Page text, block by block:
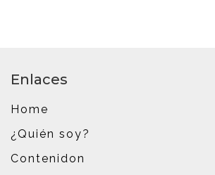
Enlaces
Home
¿Quién soy?
Contenidon